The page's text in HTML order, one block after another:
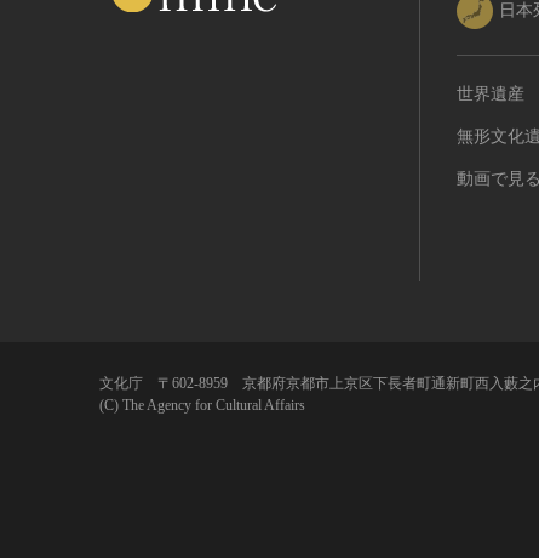
日
世界遺産
無形文化
動画で見
文化庁 〒602-8959 京都府京都市上京区下長者町通新町西入藪之
(C) The Agency for Cultural Affairs